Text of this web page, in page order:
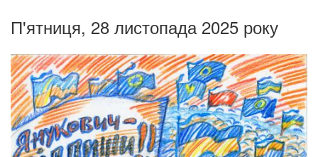
П'ятниця, 28 листопада 2025 року